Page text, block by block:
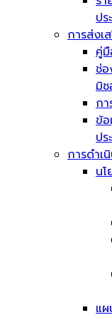
ปร
การส่งเ
คู่มื
ช่อ
มิ
กา
ข้อ
ป
การดำเ
น
แ